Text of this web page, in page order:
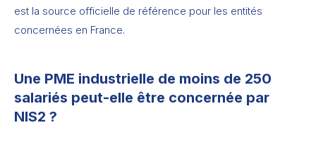
est la source officielle de référence pour les entités
concernées en France.
Une PME industrielle de moins de 250
salariés peut-elle être concernée par
NIS2 ?